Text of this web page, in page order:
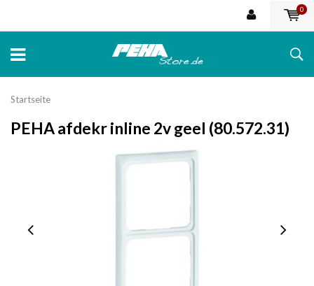
0
Startseite
PEHA afdekr inline 2v geel (80.572.31)